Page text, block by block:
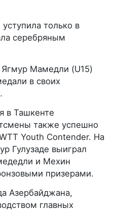
только в
серебряным
Ягмур Мамедли (U15)
в своих
в Ташкенте
также успешно
Youth Contender. На
Гулузаде выиграл
и Мехин
призерами.
Азербайджана,
главных